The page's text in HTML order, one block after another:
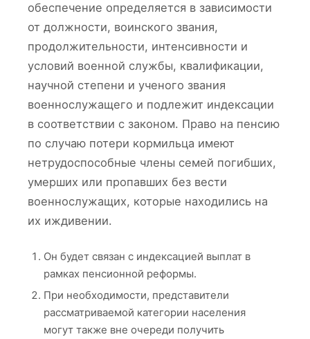
обеспечение определяется в зависимости
от должности, воинского звания,
продолжительности, интенсивности и
условий военной службы, квалификации,
научной степени и ученого звания
военнослужащего и подлежит индексации
в соответствии с законом. Право на пенсию
по случаю потери кормильца имеют
нетрудоспособные члены семей погибших,
умерших или пропавших без вести
военнослужащих, которые находились на
их иждивении.
Он будет связан с индексацией выплат в
рамках пенсионной реформы.
При необходимости, представители
рассматриваемой категории населения
могут также вне очереди получить